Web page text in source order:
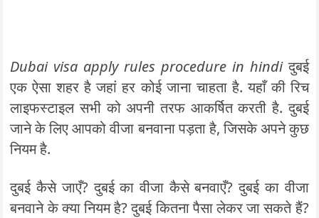
Dubai visa apply rules procedure in hindiदुबई
एक ऐसा शहर है जहां हर कोई जाना चाहता है. यहाँ की रिच
लाइफस्टाइल सभी को अपनी तरफ आकर्षित करती है. दुबई
जाने के लिए आपको वीजा बनवाना पड़ता है, जिसके अपने कुछ
नियम है.
दुबई कैसे जाएँ? दुबई का वीजा कैसे बनवाएँ? दुबई का वीजा
बनवाने के क्या नियम है? दुबई कितना पैसा लेकर जा सकते हैं?